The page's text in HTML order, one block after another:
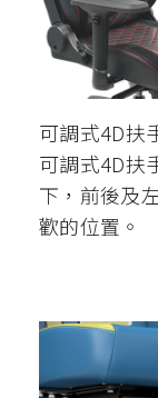
可調式4D扶
可調式4D扶
下，前後及
歡的位置。